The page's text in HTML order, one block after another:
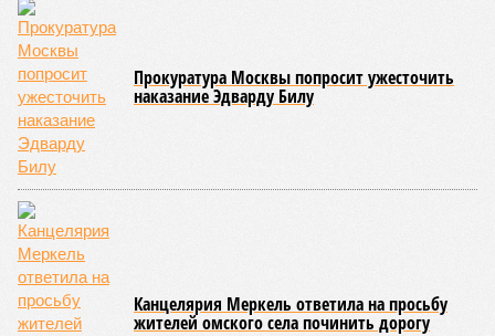
Прокуратура Москвы попросит ужесточить
наказание Эдварду Билу
Канцелярия Меркель ответила на просьбу
жителей омского села починить дорогу